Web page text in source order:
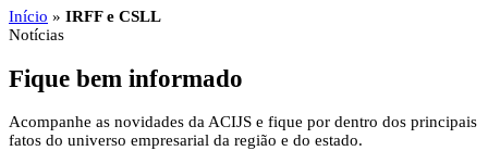
Início » IRFF e CSLL
Notícias
Fique bem informado
Acompanhe as novidades da ACIJS e fique por dentro dos principais
fatos do universo empresarial da região e do estado.